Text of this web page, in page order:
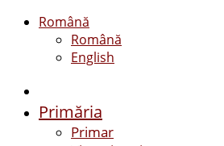
Română
Română
English
Primăria
Primar